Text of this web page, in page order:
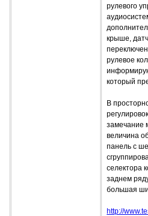
рулевого
крыше,
рулевое
который
В
замечание
величина
панель с
селектора
заднем
большая
http://